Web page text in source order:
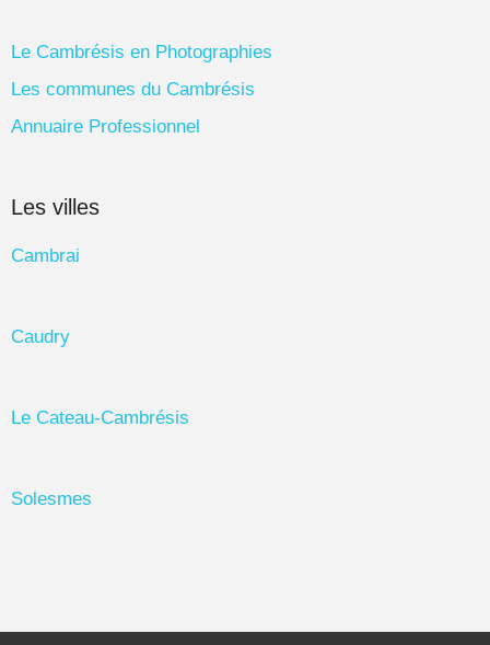
Le Cambrésis en Photographies
Les communes du Cambrésis
Annuaire Professionnel
Les villes
Cambrai
Caudry
Le Cateau-Cambrésis
Solesmes